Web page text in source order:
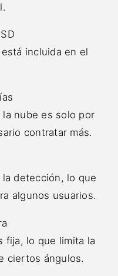
incluida en el
la nube es solo por
contratar más.
la detección, lo que
algunos usuarios.
fija, lo que limita la
ciertos ángulos.